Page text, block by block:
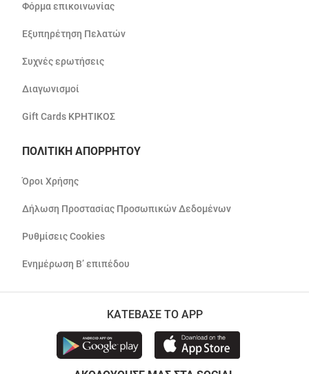
Φόρμα επικοινωνίας
Εξυπηρέτηση Πελατών
Συχνές ερωτήσεις
Διαγωνισμοί
Gift Cards ΚΡΗΤΙΚΟΣ
ΠΟΛΙΤΙΚΗ ΑΠΟΡΡΗΤΟΥ
Όροι Χρήσης
Δήλωση Προστασίας Προσωπικών Δεδομένων
Ρυθμίσεις Cookies
Ενημέρωση Β’ επιπέδου
ΚΑΤΕΒΑΣΕ ΤΟ APP